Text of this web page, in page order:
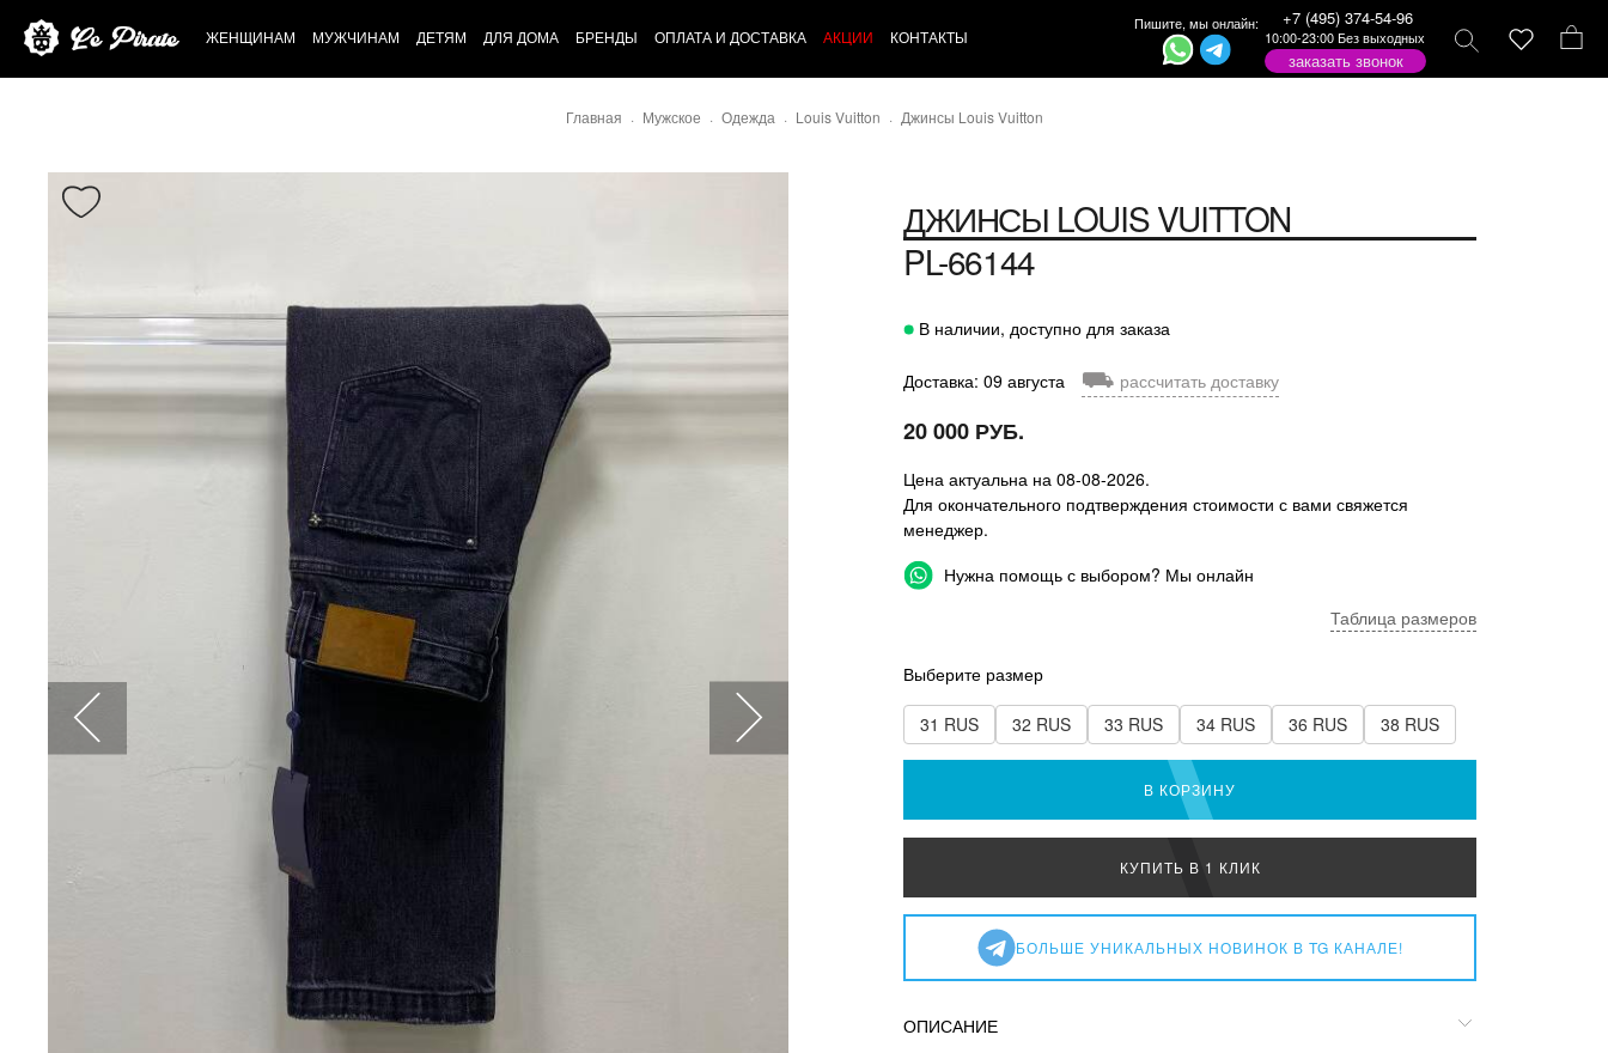
ЖЕНЩИНАМ МУЖЧИНАМ ДЕТЯМ ДЛЯ ДОМА БРЕНДЫ ОПЛАТА И ДОСТАВКА АКЦИИ КОНТАКТЫ
Пишите, мы онлайн: +7 (495) 374-54-96
10:00-23:00 Без выходных
заказать звонок
Главная Мужское Одежда Louis Vuitton Джинсы Louis Vuitton
ДЖИНСЫ LOUIS VUITTON
PL-66144
В наличии, доступно для заказа
Доставка: 09 августа ⛟ рассчитать доставку
20 000 РУБ.
Цена актуальна на 08-08-2026.
Для окончательного подтверждения стоимости с вами свяжется
менеджер.
Нужна помощь с выбором? Мы онлайн
Таблица размеров
Выберите размер
31 RUS 32 RUS 33 RUS 34 RUS 36 RUS 38 RUS
В КОРЗИНУ
КУПИТЬ В 1 КЛИК
БОЛЬШЕ УНИКАЛЬНЫХ НОВИНОК В TG КАНАЛЕ!
ОПИСАНИЕ